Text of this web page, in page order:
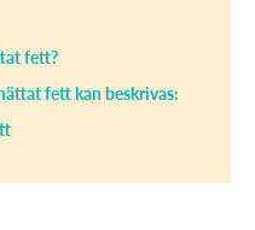
fett?
fett kan beskrivas: